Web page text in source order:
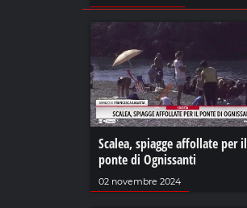
Scalea, spiagge affollate per il
ponte di Ognissanti
02 novembre 2024